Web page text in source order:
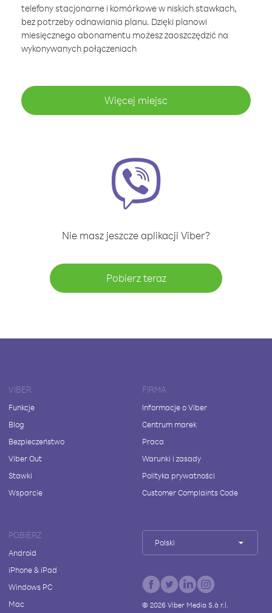
telefony stacjonarne i komórkowe w niskich stawkach,
bez potrzeby odnawiania planu. Dzięki planowi
miesięcznego abonamentu możesz zaoszczędzić na
wykonywanych połączeniach
Więcej miejsc
Nie masz jeszcze aplikacji Viber?
Pobierz teraz
VIBER
Funkcje
Blog
Bezpieczeństwo
Viber Out
Stawki
Wsparcie
FIRMA
Informacje o Viber
Centrum marek
Praca
Warunki i zasady
Polityka prywatności
Customer Complaints Code
POBIERZ
Android
iPhone & iPad
Windows PC
Mac
Polski
© 2026Viber Media S.à r.l.